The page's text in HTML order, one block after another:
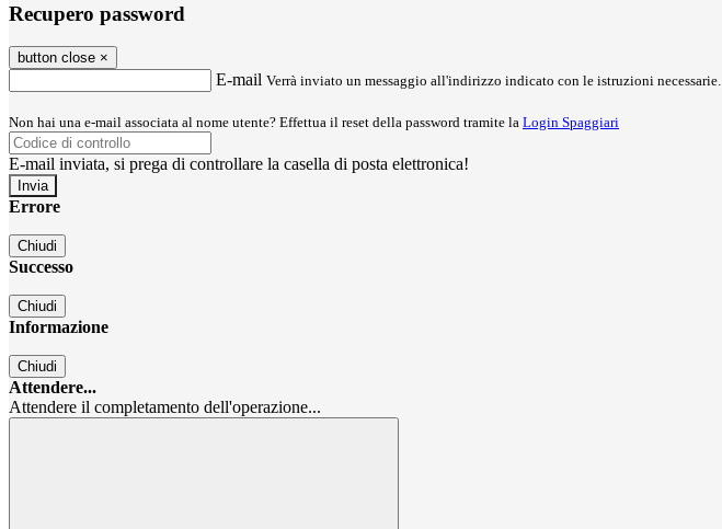
Recupero password
button close ×
E-mail Verrà inviato un messaggio all'indirizzo indicato con le istruzioni necessarie.
Non hai una e-mail associata al nome utente? Effettua il reset della password tramite la Login Spaggiari
E-mail inviata, si prega di controllare la casella di posta elettronica!
Errore
Chiudi
Successo
Chiudi
Informazione
Chiudi
Attendere...
Attendere il completamento dell'operazione...